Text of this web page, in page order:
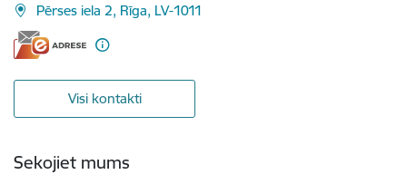
Pērses iela 2, Rīga, LV-1011
Visi kontakti
Sekojiet mums